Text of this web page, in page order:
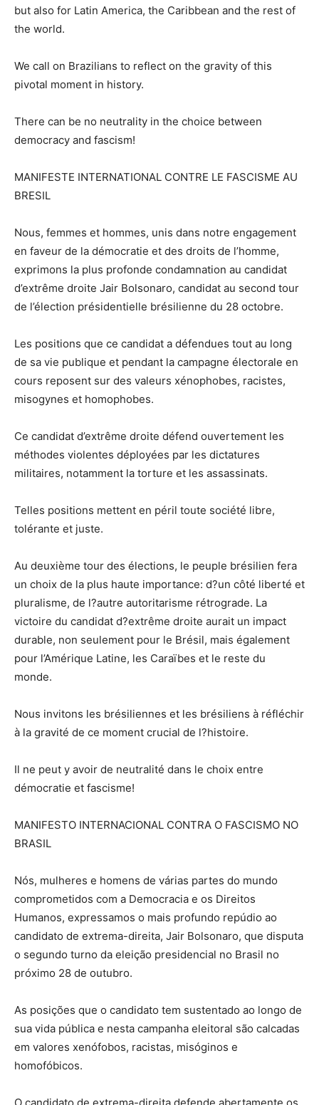
but also for Latin America, the Caribbean and the rest of
the world.
We call on Brazilians to reflect on the gravity of this
pivotal moment in history.
There can be no neutrality in the choice between
democracy and fascism!
MANIFESTE INTERNATIONAL CONTRE LE FASCISME AU
BRESIL
Nous, femmes et hommes, unis dans notre engagement
en faveur de la démocratie et des droits de l’homme,
exprimons la plus profonde condamnation au candidat
d’extrême droite Jair Bolsonaro, candidat au second tour
de l’élection présidentielle brésilienne du 28 octobre.
Les positions que ce candidat a défendues tout au long
de sa vie publique et pendant la campagne électorale en
cours reposent sur des valeurs xénophobes, racistes,
misogynes et homophobes.
Ce candidat d’extrême droite défend ouvertement les
méthodes violentes déployées par les dictatures
militaires, notamment la torture et les assassinats.
Telles positions mettent en péril toute société libre,
tolérante et juste.
Au deuxième tour des élections, le peuple brésilien fera
un choix de la plus haute importance: d?un côté liberté et
pluralisme, de l?autre autoritarisme rétrograde. La
victoire du candidat d?extrême droite aurait un impact
durable, non seulement pour le Brésil, mais également
pour l’Amérique Latine, les Caraïbes et le reste du
monde.
Nous invitons les brésiliennes et les brésiliens à réfléchir
à la gravité de ce moment crucial de l?histoire.
Il ne peut y avoir de neutralité dans le choix entre
démocratie et fascisme!
MANIFESTO INTERNACIONAL CONTRA O FASCISMO NO
BRASIL
Nós, mulheres e homens de várias partes do mundo
comprometidos com a Democracia e os Direitos
Humanos, expressamos o mais profundo repúdio ao
candidato de extrema-direita, Jair Bolsonaro, que disputa
o segundo turno da eleição presidencial no Brasil no
próximo 28 de outubro.
As posições que o candidato tem sustentado ao longo de
sua vida pública e nesta campanha eleitoral são calcadas
em valores xenófobos, racistas, misóginos e
homofóbicos.